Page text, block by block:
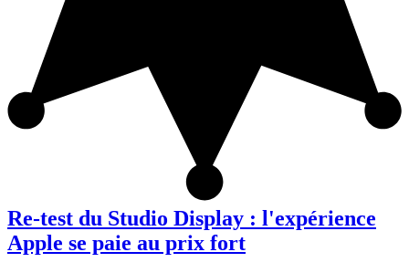
Re-test du Studio Display : l'expérience
Apple se paie au prix fort